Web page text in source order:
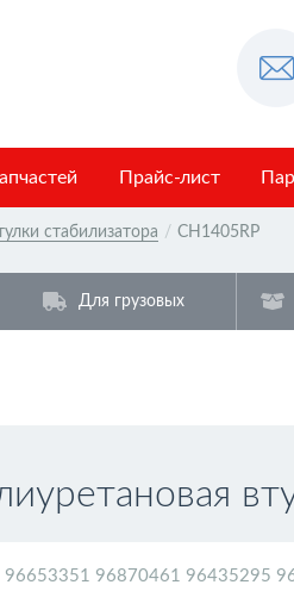
Прайс-лист
стабилизатора / CH1405RP
Для грузовых
96870461 96435295